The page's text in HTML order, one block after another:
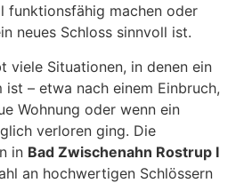
funktionsfähig machen oder
neues Schloss sinnvoll ist.
viele Situationen, in denen ein
ist – etwa nach einem Einbruch,
Wohnung oder wenn ein
verloren ging. Die
in Bad Zwischenahn Rostrup I
an hochwertigen Schlössern